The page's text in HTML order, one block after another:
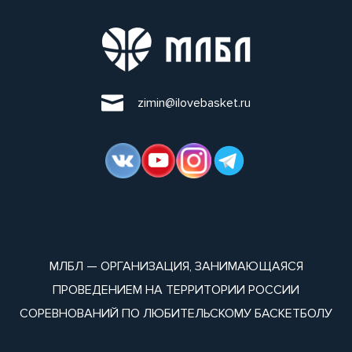
zimin@ilovebasket.ru
МЛБЛ — ОРГАНИЗАЦИЯ, ЗАНИМАЮЩАЯСЯ
ПРОВЕДЕНИЕМ НА ТЕРРИТОРИИ РОССИИ
СОРЕВНОВАНИЙ ПО ЛЮБИТЕЛЬСКОМУ БАСКЕТБОЛУ